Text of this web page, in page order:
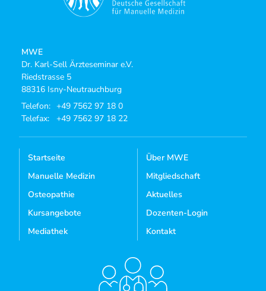
MWE
Dr. Karl-Sell Ärzteseminar e.V.
Riedstrasse 5
88316 Isny-Neutrauchburg
Telefon: +49 7562 97 18 0
Telefax:
+49 7562 97 18 22
Startseite
Manuelle Medizin
Osteopathie
Kursangebote
Mediathek
Über MWE
Mitgliedschaft
Aktuelles
Dozenten-Login
Kontakt